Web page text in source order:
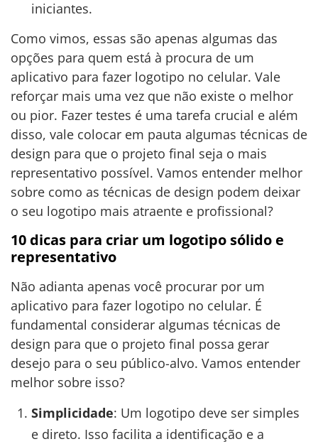
iniciantes.
Como vimos, essas são apenas algumas das
opções para quem está à procura de um
aplicativo para fazer logotipo no celular. Vale
reforçar mais uma vez que não existe o melhor
ou pior. Fazer testes é uma tarefa crucial e além
disso, vale colocar em pauta algumas técnicas de
design para que o projeto final seja o mais
representativo possível. Vamos entender melhor
sobre como as técnicas de design podem deixar
o seu logotipo mais atraente e profissional?
10 dicas para criar um logotipo sólido e
representativo
Não adianta apenas você procurar por um
aplicativo para fazer logotipo no celular. É
fundamental considerar algumas técnicas de
design para que o projeto final possa gerar
desejo para o seu público-alvo. Vamos entender
melhor sobre isso?
Simplicidade: Um logotipo deve ser simples
e direto. Isso facilita a identificação e a